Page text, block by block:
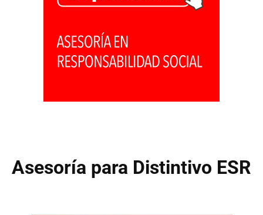
Asesoría para Distintivo ESR